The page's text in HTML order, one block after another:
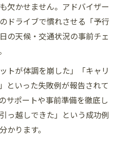
欠かせません。アドバイザー
ドライブで慣れさせる「予行
の天候・交通状況の事前チェ
トが体調を崩した」「キャリ
といった失敗例が報告されて
サポートや事前準備を徹底し
っ越しできた」という成功例
かります。